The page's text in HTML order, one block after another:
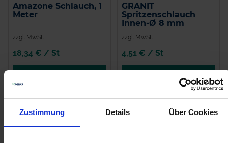
Zustimmung Details Über Cookies
Amazone Schlauch, 1
Meter
zzgl. MwSt.
18,34 € / St
IN DEN
GRANIT
Spritzenschlauch
Innen-Ø 8 mm
zzgl. MwSt.
4,51 € / St
IN DEN
WARENKORB
Anmelden für Ihren persönlichen Preis